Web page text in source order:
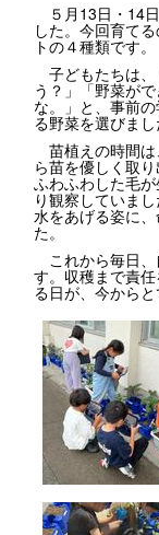
５月13日・14
した。今回育て
トの４種類です。
子どもたちは、
う？」「野菜が
な。」と、事前
る野菜を選びまし
苗植えの時間は
ら苗を優しく取
ふわふわした毛
り観察していま
水をあげる姿に
た。
これから毎日、
す。収穫まで責
る日が、今からと